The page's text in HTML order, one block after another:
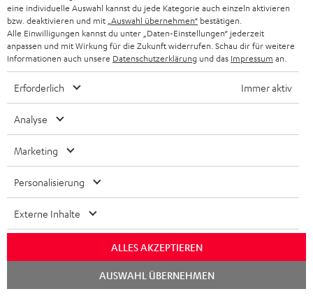
Lieferumfang
CINEBAR LUX Ambition
1 × T 8 Subwoofer – Schwarz
1 × CINEBAR LUX Soundbar Single – Weiß
1 × CINEBAR LUX Fernbedienung RC – Schwarz
1 × Stromkabel – Schwarz
2 × AAA-Batterie
Hinweis: CINEBAR LUX ist nicht mit Produkten aus der Teufel Home
Serie oder der Teufel Home App kompatibel
eine individuelle Auswahl kannst du jede Kategorie auch einzeln aktivieren
bzw. deaktivieren und mit „Auswahl übernehmen“ bestätigen.
Alle Einwilligungen kannst du unter „Daten-Einstellungen“ jederzeit
anpassen und mit Wirkung für die Zukunft widerrufen. Schau dir für weitere
Informationen auch unsere Datenschutzerklärung und das Impressum an.
Erforderlich Immer aktiv
Analyse
Marketing
Personalisierung
Externe Inhalte
ALLES AKZEPTIEREN
AUSWAHL ÜBERNEHMEN